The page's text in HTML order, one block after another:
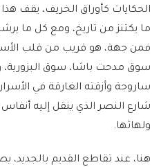
الحكايات كأوراق الخريف، يقف
ما يكتنز من تاريخ، ومع كل ما
فمن جهة، هو قريب من قلب
سوق مدحت باشا، سوق
ساروجة وأزقته الغارقة في
شارع النصر الذي ينقل إليه أنفاس
ولهاثها.
هنا، عند تقاطع القديم